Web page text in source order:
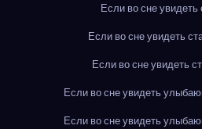
Если во сне
Если во сне увидеть
Если во сне увидеть
Если во сне увидеть
Если во сне увидеть